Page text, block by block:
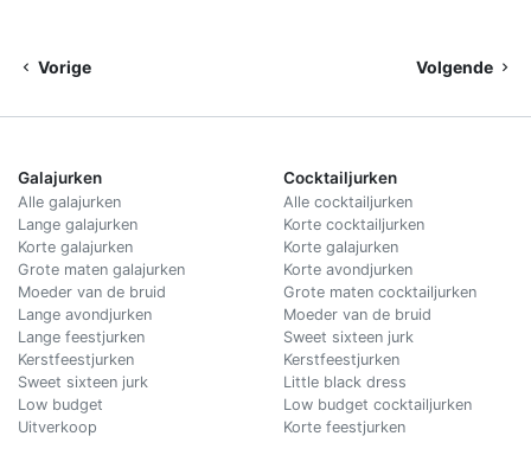
Vorige Volgende
Galajurken
Alle galajurken
Lange galajurken
Korte galajurken
Grote maten galajurken
Moeder van de bruid
Lange avondjurken
Lange feestjurken
Kerstfeestjurken
Sweet sixteen jurk
Low budget
Uitverkoop
Cocktailjurken
Alle cocktailjurken
Korte cocktailjurken
Korte galajurken
Korte avondjurken
Grote maten cocktailjurken
Moeder van de bruid
Sweet sixteen jurk
Kerstfeestjurken
Little black dress
Low budget cocktailjurken
Korte feestjurken